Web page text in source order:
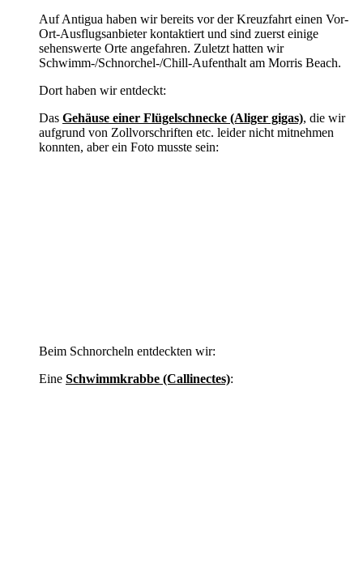
Auf Antigua haben wir bereits vor der Kreuzfahrt einen Vor-
Ort-Ausflugsanbieter kontaktiert und sind zuerst einige
sehenswerte Orte angefahren. Zuletzt hatten wir
Schwimm-/Schnorchel-/Chill-Aufenthalt am Morris Beach.
Dort haben wir entdeckt:
Das Gehäuse einer Flügelschnecke (Aliger gigas), die wir
aufgrund von Zollvorschriften etc. leider nicht mitnehmen
konnten, aber ein Foto musste sein:
Beim Schnorcheln entdeckten wir:
Eine Schwimmkrabbe (Callinectes):